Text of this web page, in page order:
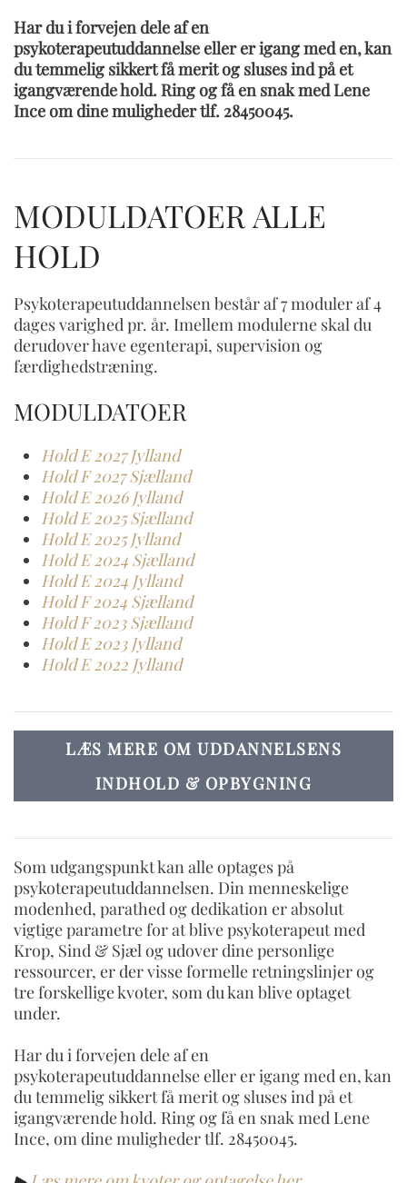
Har du i forvejen dele af en
psykoterapeutuddannelse eller er igang med en, kan
du temmelig sikkert få merit og sluses ind på et
igangværende hold. Ring og få en snak med Lene
Ince om dine muligheder tlf. 28450045.
MODULDATOER ALLE
HOLD
Psykoterapeutuddannelsen består af 7 moduler af 4
dages varighed pr. år. Imellem modulerne skal du
derudover have egenterapi, supervision og
færdighedstræning.
MODULDATOER
Hold E 2027 Jylland
Hold F 2027 Sjælland
Hold E 2026 Jylland
Hold E 2025 Sjælland
Hold E 2025 Jylland
Hold E 2024 Sjælland
Hold E 2024 Jylland
Hold F 2024 Sjælland
Hold F 2023 Sjælland
Hold E 2023 Jylland
Hold E 2022 Jylland
LÆS MERE OM UDDANNELSENS
INDHOLD & OPBYGNING
Som udgangspunkt kan alle optages på
psykoterapeutuddannelsen. Din menneskelige
modenhed, parathed og dedikation er absolut
vigtige parametre for at blive psykoterapeut med
Krop, Sind & Sjæl og udover dine personlige
ressourcer, er der visse formelle retningslinjer og
tre forskellige kvoter, som du kan blive optaget
under.
Har du i forvejen dele af en
psykoterapeutuddannelse eller er igang med en, kan
du temmelig sikkert få merit og sluses ind på et
igangværende hold. Ring og få en snak med Lene
Ince, om dine muligheder tlf. 28450045.